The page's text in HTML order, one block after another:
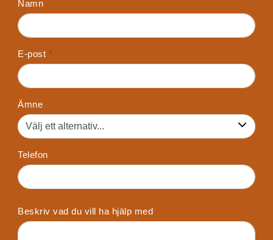
Namn
E-post *
Ämne
Telefon
Beskriv vad du vill ha hjälp med